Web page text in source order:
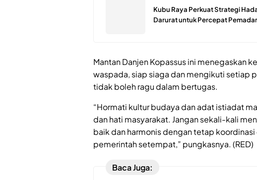
Kubu Raya Perkuat Strategi
Darurat untuk Percepat
Mantan Danjen Kopassus ini menegaskan
waspada, siap siaga dan mengikuti setiap
tidak boleh ragu dalam bertugas.
“Hormati kultur budaya dan adat istiadat
dan hati masyarakat. Jangan sekali-kali
baik dan harmonis dengan tetap
pemerintah setempat,” pungkasnya. (RED)
Baca Juga: